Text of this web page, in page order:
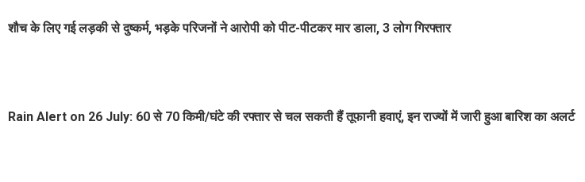
शौच के लिए गई लड़की से दुष्कर्म, भड़के परिजनों ने आरोपी को पीट-पीटकर मार डाला, 3 लोग गिरफ्तार
Rain Alert on 26 July: 60 से 70 किमी/घंटे की रफ्तार से चल सकती हैं तूफानी हवाएं, इन राज्यों में जारी हुआ बारिश का अलर्ट